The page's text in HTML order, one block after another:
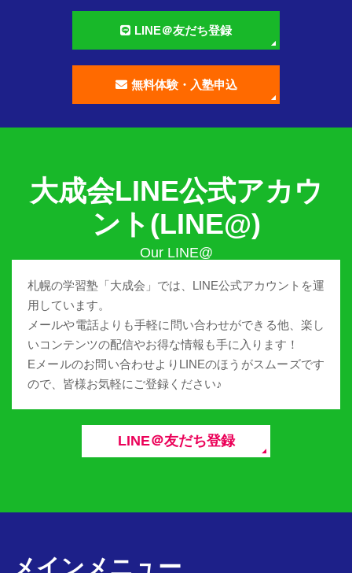
LINE＠友だち登録
無料体験・入塾申込
大成会LINE公式アカウ
ント(LINE@)
札幌の学習塾「大成会」では、LINE公式アカウントを運
用しています。
メールや電話よりも手軽に問い合わせができる他、楽し
いコンテンツの配信やお得な情報も手に入ります！
Eメールのお問い合わせよりLINEのほうがスムーズです
ので、皆様お気軽にご登録ください♪
LINE＠友だち登録
メインメニュー